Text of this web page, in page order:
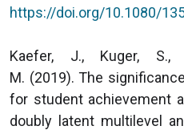
https://doi.org/10.1080/
Kaefer, J., Kuger, S.,
M. (2019). The
for student achievement
doubly latent multilevel